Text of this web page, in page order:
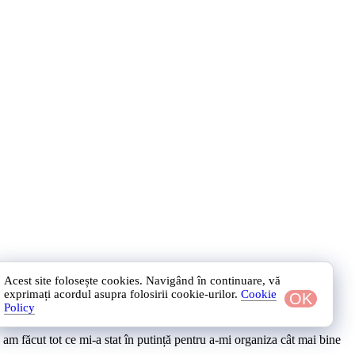
făcut tot ce mi-a stat în putință pentru a-mi organiza cât mai bine
(în sens negativ) este monologul comediantului Jo Koy. Pe lângă
citit. Așadar, să trecem la cele mai bune cărți pe care le-am ➡️
ce îmi doream de mult timp să fac, din motive estetice, dar și
SAGA s-a întors la locația originală, ROMAERO Băneasa, care
OK
Acest site folosește cookies. Navigând în continuare, vă
exprimați acordul asupra folosirii cookie-urilor.Cookie
Policy